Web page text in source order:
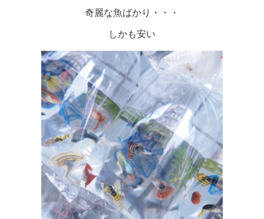
奇麗な魚ばかり・・・
しかも安い